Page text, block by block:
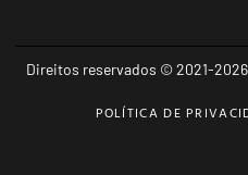
Direitos reservados © 2021-
POLÍTICA DE